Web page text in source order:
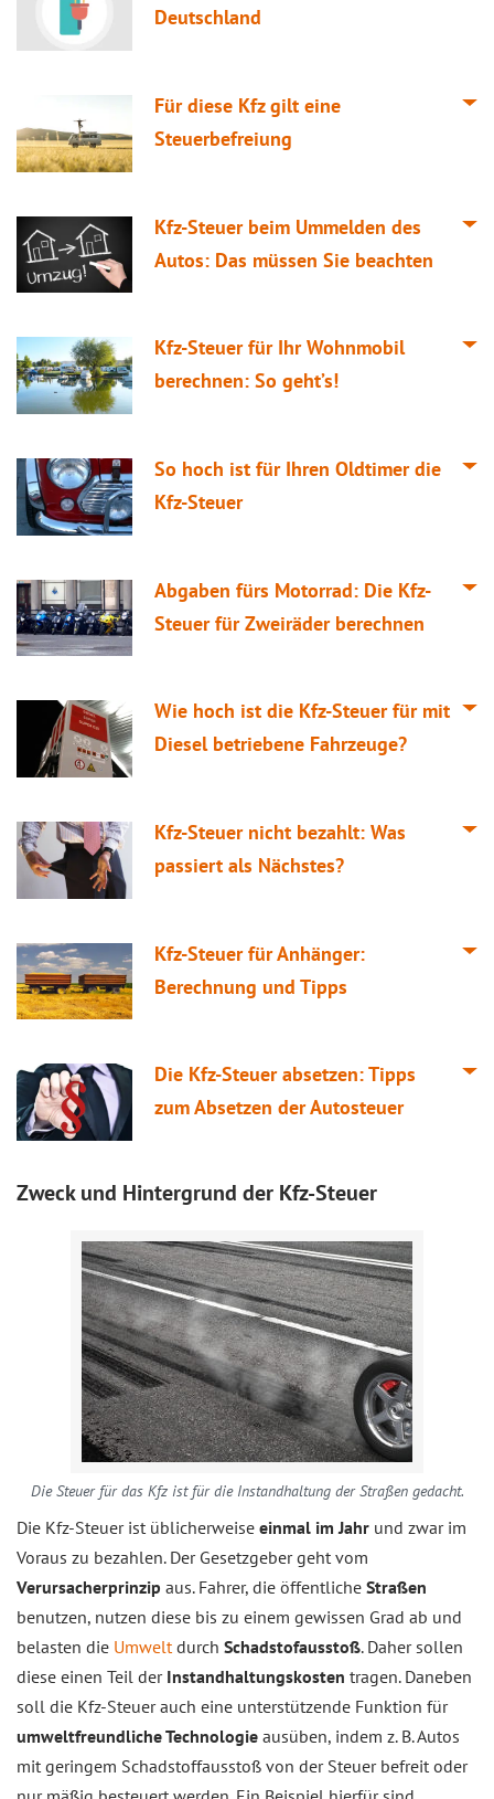
Deutschland
Für diese Kfz gilt eine
Steuerbefreiung
Kfz-Steuer beim Ummelden des
Autos: Das müssen Sie beachten
Kfz-Steuer für Ihr Wohnmobil
berechnen: So geht’s!
So hoch ist für Ihren Oldtimer die
Kfz-Steuer
Abgaben fürs Motorrad: Die Kfz-
Steuer für Zweiräder berechnen
Wie hoch ist die Kfz-Steuer für mit
Diesel betriebene Fahrzeuge?
Kfz-Steuer nicht bezahlt: Was
passiert als Nächstes?
Kfz-Steuer für Anhänger:
Berechnung und Tipps
Die Kfz-Steuer absetzen: Tipps
zum Absetzen der Autosteuer
Zweck und Hintergrund der Kfz-Steuer
Die Steuer für das Kfz ist für die Instandhaltung der Straßen gedacht.
Die Kfz-Steuer ist üblicherweise einmal im Jahr und zwar im
Voraus zu bezahlen. Der Gesetzgeber geht vom
Verursacherprinzip aus. Fahrer, die öffentliche Straßen
benutzen, nutzen diese bis zu einem gewissen Grad ab und
belasten die Umwelt durch Schadstofausstoß. Daher sollen
diese einen Teil der Instandhaltungskosten tragen. Daneben
soll die Kfz-Steuer auch eine unterstützende Funktion für
umweltfreundliche Technologie ausüben, indem z. B. Autos
mit geringem Schadstoffausstoß von der Steuer befreit oder